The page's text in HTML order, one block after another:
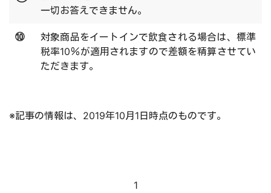
一切お答えできません。
⑩
対象商品をイートインで飲食される場合は、標準
税率10％が適用されますので差額を精算させてい
ただきます。
※記事の情報は、2019年10月1日時点のものです。
1現在のページ